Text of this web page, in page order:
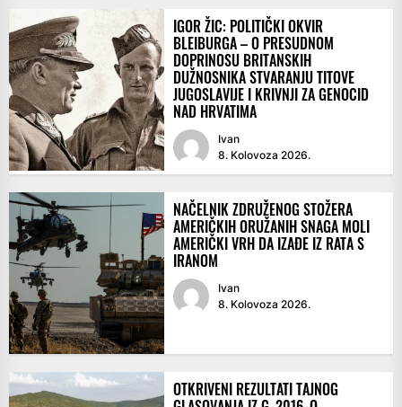
IGOR ŽIC: POLITIČKI OKVIR
BLEIBURGA – O PRESUDNOM
DOPRINOSU BRITANSKIH
DUŽNOSNIKA STVARANJU TITOVE
JUGOSLAVIJE I KRIVNJI ZA GENOCID
NAD HRVATIMA
Ivan
8. Kolovoza 2026.
NAČELNIK ZDRUŽENOG STOŽERA
AMERIČKIH ORUŽANIH SNAGA MOLI
AMERIČKI VRH DA IZAĐE IZ RATA S
IRANOM
Ivan
8. Kolovoza 2026.
OTKRIVENI REZULTATI TAJNOG